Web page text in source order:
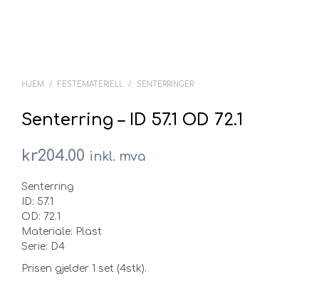
HJEM / FESTEMATERIELL / SENTERRINGER
Senterring – ID 57.1 OD 72.1
kr204.00 inkl. mva
Senterring
ID: 57.1
OD: 72.1
Materiale: Plast
Serie: D4
Prisen gjelder 1 set (4stk).